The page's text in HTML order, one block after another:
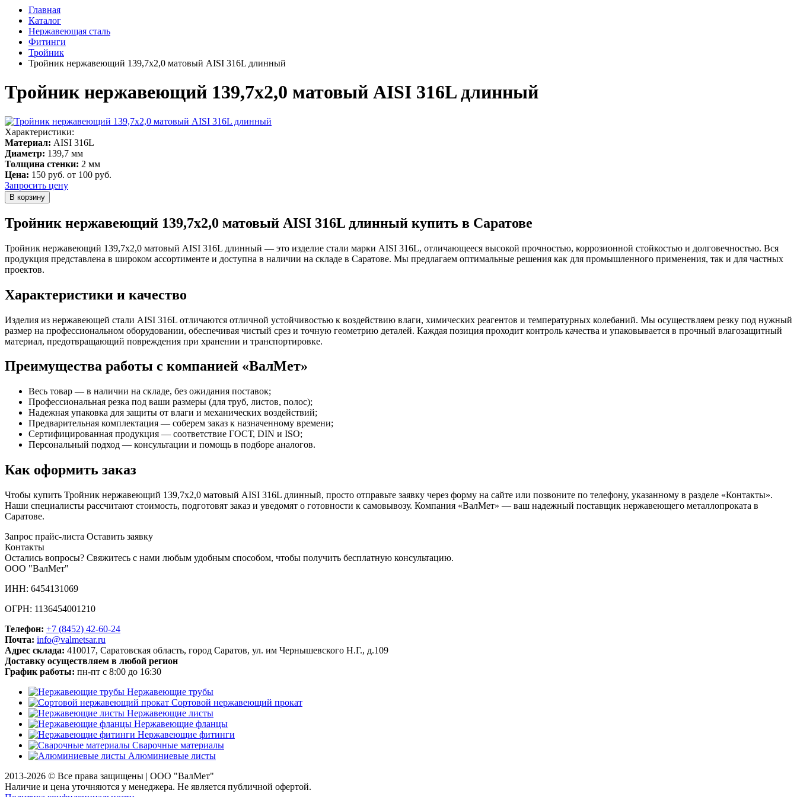
Главная
Каталог
Нержавеющая сталь
Фитинги
Тройник
Тройник нержавеющий 139,7х2,0 матовый AISI 316L длинный
Тройник нержавеющий 139,7х2,0 матовый AISI 316L длинный
Характеристики:
Материал: AISI 316L
Диаметр: 139,7 мм
Толщина стенки: 2 мм
Цена: 150 руб. от 100 руб.
Запросить цену
Тройник нержавеющий 139,7х2,0 матовый AISI 316L длинный купить в Саратове
Тройник нержавеющий 139,7х2,0 матовый AISI 316L длинный — это изделие стали марки AISI 316L, отличающееся высокой прочностью, коррозионной стойкостью и долговечностью. Вся
продукция представлена в широком ассортименте и доступна в наличии на складе в Саратове. Мы предлагаем оптимальные решения как для промышленного применения, так и для частных
проектов.
Характеристики и качество
Изделия из нержавеющей стали AISI 316L отличаются отличной устойчивостью к воздействию влаги, химических реагентов и температурных колебаний. Мы осуществляем резку под нужный
размер на профессиональном оборудовании, обеспечивая чистый срез и точную геометрию деталей. Каждая позиция проходит контроль качества и упаковывается в прочный влагозащитный
материал, предотвращающий повреждения при хранении и транспортировке.
Преимущества работы с компанией «ВалМет»
Весь товар — в наличии на складе, без ожидания поставок;
Профессиональная резка под ваши размеры (для труб, листов, полос);
Надежная упаковка для защиты от влаги и механических воздействий;
Предварительная комплектация — соберем заказ к назначенному времени;
Сертифицированная продукция — соответствие ГОСТ, DIN и ISO;
Персональный подход — консультации и помощь в подборе аналогов.
Как оформить заказ
Чтобы купить Тройник нержавеющий 139,7х2,0 матовый AISI 316L длинный, просто отправьте заявку через форму на сайте или позвоните по телефону, указанному в разделе «Контакты».
Наши специалисты рассчитают стоимость, подготовят заказ и уведомят о готовности к самовывозу. Компания «ВалМет» — ваш надежный поставщик нержавеющего металлопроката в
Саратове.
Запрос прайс-листа Оставить заявку
Контакты
Остались вопросы? Свяжитесь с нами любым удобным способом, чтобы получить бесплатную консультацию.
ООО "ВалМет"
ИНН: 6454131069
ОГРН: 1136454001210
Телефон: +7 (8452) 42-60-24
Почта: info@valmetsar.ru
Адрес склада: 410017, Саратовская область, город Саратов, ул. им Чернышевского Н.Г., д.109
Доставку осуществляем в любой регион
График работы: пн-пт с 8:00 до 16:30
Нержавеющие трубы
Сортовой нержавеющий прокат
Нержавеющие листы
Нержавеющие фланцы
Нержавеющие фитинги
Сварочные материалы
Алюминиевые листы
2013-2026 © Все права защищены | ООО "ВалМет"
Наличие и цена уточняются у менеджера. Не является публичной офертой.